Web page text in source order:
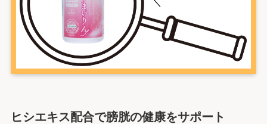
ヒシエキス配合で膀胱の健康をサポート